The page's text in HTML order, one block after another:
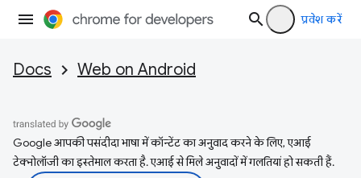
प्रवेश करें
Docs Web on Android
Google आपकी पसंदीदा भाषा में कॉन्टेंट का अनुवाद करने के लिए, एआई
टेक्नोलॉजी का इस्तेमाल करता है. एआई से मिले अनुवादों में गलतियां हो सकती हैं.